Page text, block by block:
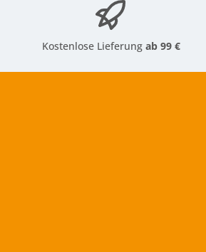
Kostenlose Lieferungab 99 €